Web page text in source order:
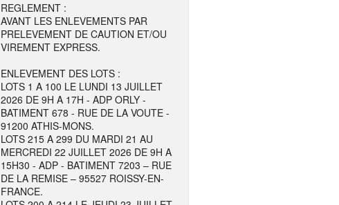
REGLEMENT :
AVANT LES ENLEVEMENTS PAR
PRELEVEMENT DE CAUTION ET/OU
VIREMENT EXPRESS.
ENLEVEMENT DES LOTS :
LOTS 1 A 100 LE LUNDI 13 JUILLET
2026 DE 9H A 17H - ADP ORLY -
BATIMENT 678 - RUE DE LA VOUTE -
91200 ATHIS-MONS.
LOTS 215 A 299 DU MARDI 21 AU
MERCREDI 22 JUILLET 2026 DE 9H A
15H30 - ADP - BATIMENT 7203 – RUE
DE LA REMISE – 95527 ROISSY-EN-
FRANCE.